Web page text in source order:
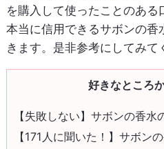
を購入して使ったことのあ
本当に信用できるサボンの香
きます。是非参考にしてみて
好きなところ
【失敗しない】サボンの香水
【171人に聞いた！】サボン